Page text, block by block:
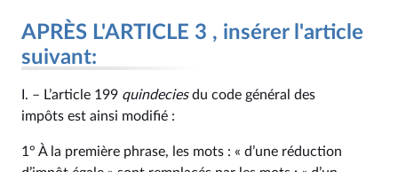
APRÈS L'ARTICLE 3 , insérer l'article
suivant:
I. – L’article 199 quindeciesdu code général des
impôts est ainsi modifié :
1° À la première phrase, les mots : « d’une réduction